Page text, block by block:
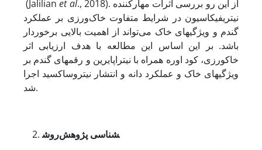
(Jalilianet al., 2018). از این رو بررسی اثرات مهارکننده
نیتریفیکاسیون در شرایط متفاوت خاک‌ورزی بر عملکرد
گندم و ویژگی­های خاک می‌تواند از اهمیت بالایی برخوردار
باشد. بر این اساس این مطالعه با هدف ارزیابی اثر
خاکورزی، کود اوره همراه با نیتراپایرین و رقم­های گندم بر
ویژگی­های خاک و عملکرد دانه و انتشار نیتروس­اکسید اجرا
شد.
روششناسی پژوهش